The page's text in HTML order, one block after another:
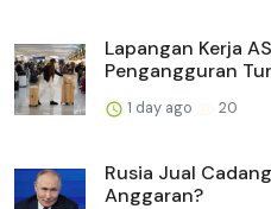
Lapangan Kerja
Pengangguran
1 day ago 20
Rusia Jual
Anggaran?